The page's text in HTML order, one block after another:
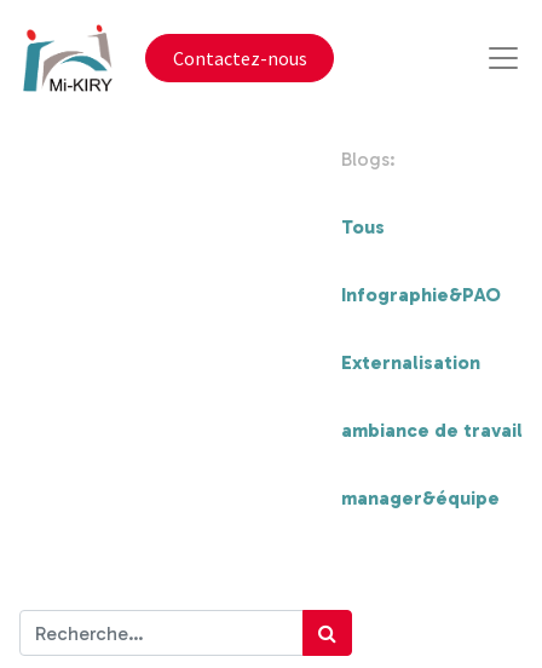
Contactez-nous
Blogs:
Tous
Infographie&PAO
Externalisation
ambiance de travail
manager&équipe